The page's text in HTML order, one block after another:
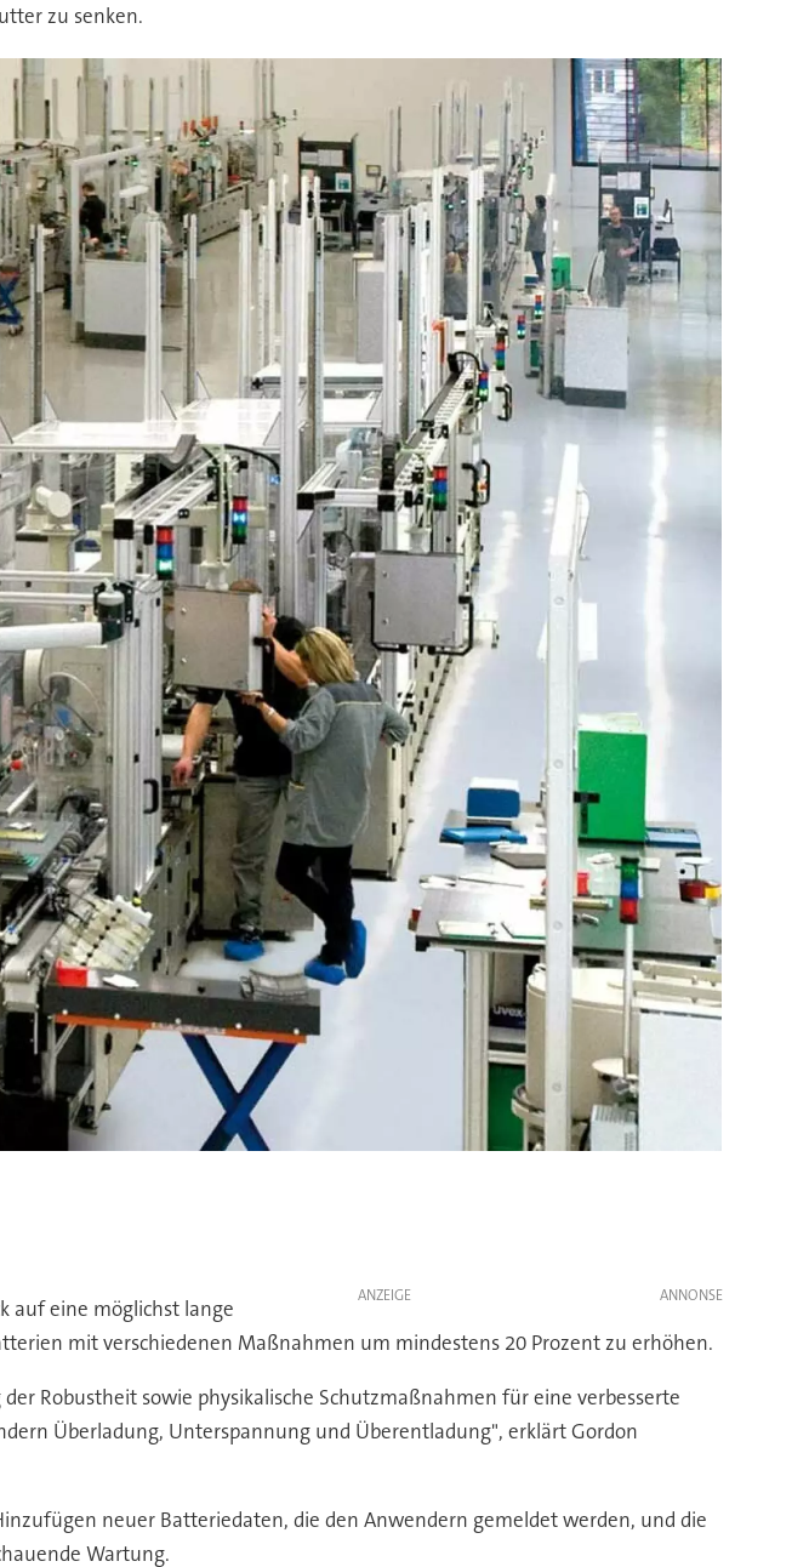
zu senken.
ANZEIGE
auf eine möglichst lange
mit verschiedenen Maßnahmen um mindestens 20 Prozent zu erhöhen.
Robustheit sowie physikalische Schutzmaßnahmen für eine verbesserte
Überladung, Unterspannung und Überentladung", erklärt Gordon
neuer Batteriedaten, die den Anwendern gemeldet werden, und die
Wartung.